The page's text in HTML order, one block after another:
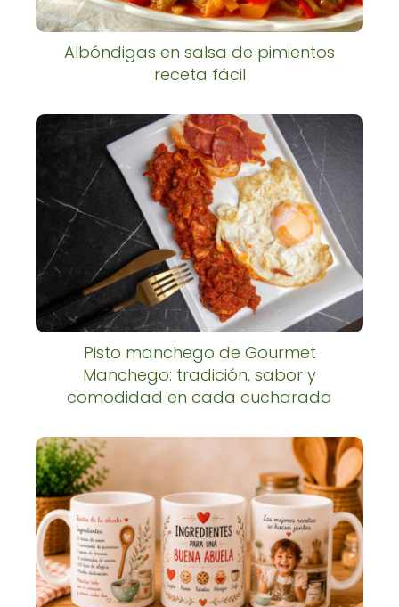
Albóndigas en salsa de pimientos
receta fácil
Pisto manchego de Gourmet
Manchego: tradición, sabor y
comodidad en cada cucharada